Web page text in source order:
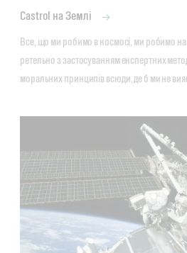
Castrol на Землі
Все, що ми робимо в космосі, ми робимо
ретельно з застосуванням експертних
моральних принципів всюди, де б ми не